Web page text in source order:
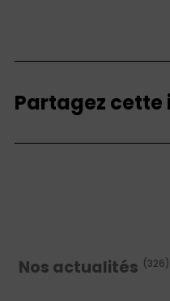
Partagez
Nos actualités (326)